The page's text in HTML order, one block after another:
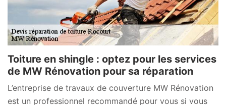
Toiture en shingle : optez pour les services
de MW Rénovation pour sa réparation
L’entreprise de travaux de couverture MW Rénovation
est un professionnel recommandé pour vous si vous